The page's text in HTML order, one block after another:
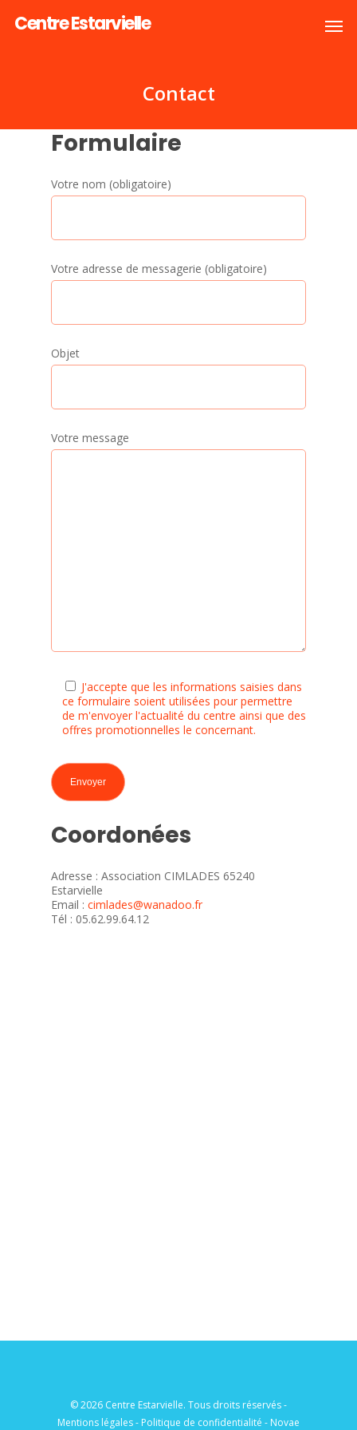
Centre Estarvielle
Contact
Formulaire
Votre nom (obligatoire)
Votre adresse de messagerie (obligatoire)
Objet
Votre message
J'accepte que les informations saisies dans
ce formulaire soient utilisées pour permettre
de m'envoyer l'actualité du centre ainsi que des
offres promotionnelles le concernant.
Coordonées
Adresse : Association CIMLADES 65240
Estarvielle
Email : cimlades@wanadoo.fr
Tél : 05.62.99.64.12
© 2026 Centre Estarvielle. Tous droits réservés -
Mentions légales- Politique de confidentialité - Novae